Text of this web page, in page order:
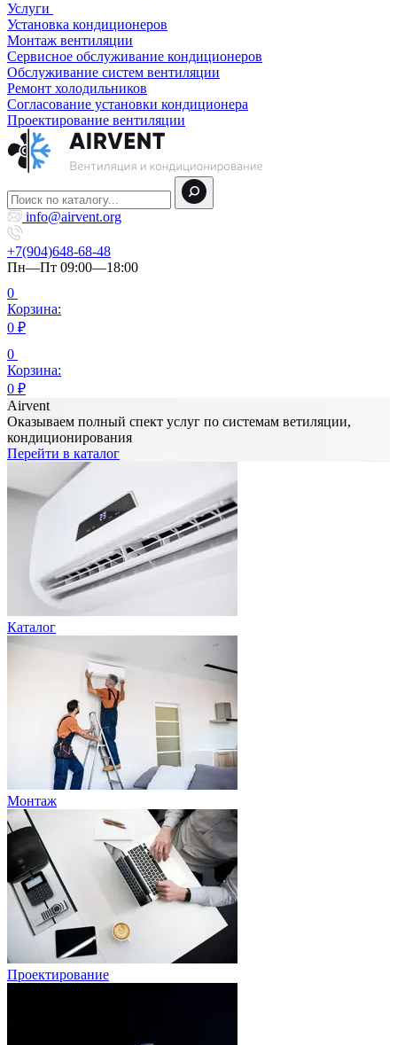
Услуги
Установка кондиционеров
Монтаж вентиляции
Сервисное обслуживание кондиционеров
Обслуживание систем вентиляции
Ремонт холодильников
Согласование установки кондиционера
Проектирование вентиляции
info@airvent.org
+7(904)648-68-48
Пн—Пт 09:00—18:00
0
Корзина:
0 ₽
0
Корзина:
0 ₽
Airvent
Оказываем полный спект услуг по системам ветиляции,
кондиционирования
Перейти в каталог
Каталог
Монтаж
Проектирование